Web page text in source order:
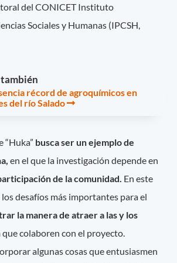
del CONICET Instituto
Sociales y Humanas (IPCSH,
también
récord de agroquímicos en
del río Salado
“Huka” busca ser un ejemplo de
en el que la investigación depende en
de la comunidad. En este
desafíos más importantes para el
la manera de atraer a las y los
que colaboren con el proyecto.
algunas cosas que entusiasmen